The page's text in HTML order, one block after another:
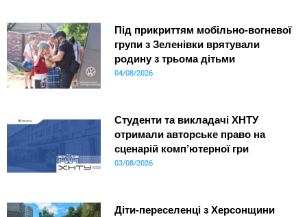
Під прикриттям мобільно-вогневої
групи з Зеленівки врятували
родину з трьома дітьми
04/08/2026
Студенти та викладачі ХНТУ
отримали авторське право на
сценарій комп’ютерної гри
03/08/2026
Діти-переселенці з Херсонщини